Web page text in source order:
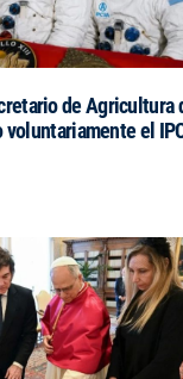
de Agricultura
el